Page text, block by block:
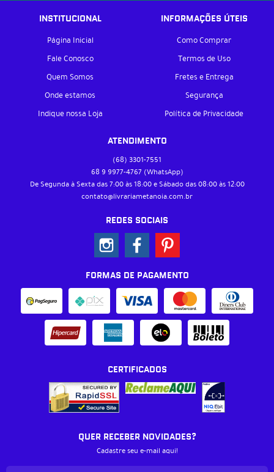
INSTITUCIONAL
Página Inicial
Fale Conosco
Quem Somos
Onde estamos
Indique nossa Loja
INFORMAÇÕES ÚTEIS
Como Comprar
Termos de Uso
Fretes e Entrega
Segurança
Política de Privacidade
ATENDIMENTO
(68) 3301-7551
68 9 9977-4767 (WhatsApp)
De Segunda à Sexta das 7:00 às 18:00 e Sábado das 08:00 às 12:00
contato@livrariametanoia.com.br
REDES SOCIAIS
FORMAS DE PAGAMENTO
CERTIFICADOS
QUER RECEBER NOVIDADES?
Cadastre seu e-mail aqui!